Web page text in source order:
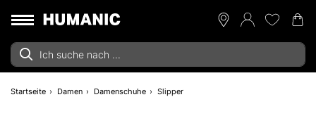
Startseite Damen Damenschuhe Slipper